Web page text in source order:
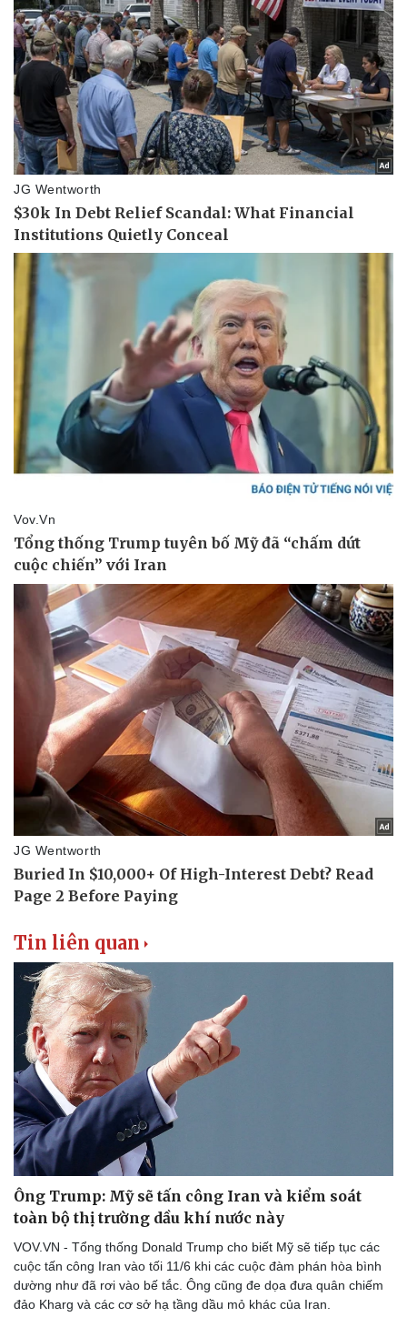
Pháp luật
Vụ án
Tin nóng
Tư vấn luật
Quân sự - Quốc phòng
Vũ khí
Phân tích
Tin liên quan
Ông Trump: Mỹ sẽ tấn công Iran và kiểm soát
toàn bộ thị trường dầu khí nước này
VOV.VN - Tổng thống Donald Trump cho biết Mỹ sẽ tiếp tục các
cuộc tấn công Iran vào tối 11/6 khi các cuộc đàm phán hòa bình
dường như đã rơi vào bế tắc. Ông cũng đe dọa đưa quân chiếm
đảo Kharg và các cơ sở hạ tầng dầu mỏ khác của Iran.